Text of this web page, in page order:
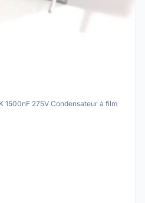
1500nF 275V Condensateur à film